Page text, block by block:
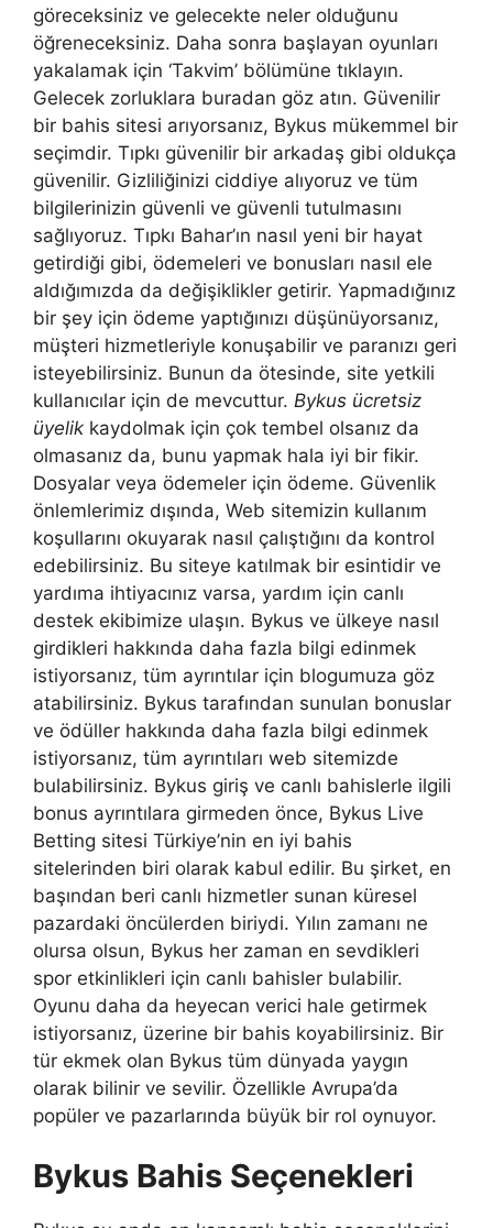
göreceksiniz ve gelecekte neler olduğunu
öğreneceksiniz. Daha sonra başlayan oyunları
yakalamak için ‘Takvim’ bölümüne tıklayın.
Gelecek zorluklara buradan göz atın. Güvenilir
bir bahis sitesi arıyorsanız, Bykus mükemmel bir
seçimdir. Tıpkı güvenilir bir arkadaş gibi oldukça
güvenilir. Gizliliğinizi ciddiye alıyoruz ve tüm
bilgilerinizin güvenli ve güvenli tutulmasını
sağlıyoruz. Tıpkı Bahar’ın nasıl yeni bir hayat
getirdiği gibi, ödemeleri ve bonusları nasıl ele
aldığımızda da değişiklikler getirir. Yapmadığınız
bir şey için ödeme yaptığınızı düşünüyorsanız,
müşteri hizmetleriyle konuşabilir ve paranızı geri
isteyebilirsiniz. Bunun da ötesinde, site yetkili
kullanıcılar için de mevcuttur. Bykus ücretsiz
üyelik kaydolmak için çok tembel olsanız da
olmasanız da, bunu yapmak hala iyi bir fikir.
Dosyalar veya ödemeler için ödeme. Güvenlik
önlemlerimiz dışında, Web sitemizin kullanım
koşullarını okuyarak nasıl çalıştığını da kontrol
edebilirsiniz. Bu siteye katılmak bir esintidir ve
yardıma ihtiyacınız varsa, yardım için canlı
destek ekibimize ulaşın. Bykus ve ülkeye nasıl
girdikleri hakkında daha fazla bilgi edinmek
istiyorsanız, tüm ayrıntılar için blogumuza göz
atabilirsiniz. Bykus tarafından sunulan bonuslar
ve ödüller hakkında daha fazla bilgi edinmek
istiyorsanız, tüm ayrıntıları web sitemizde
bulabilirsiniz. Bykus giriş ve canlı bahislerle ilgili
bonus ayrıntılara girmeden önce, Bykus Live
Betting sitesi Türkiye’nin en iyi bahis
sitelerinden biri olarak kabul edilir. Bu şirket, en
başından beri canlı hizmetler sunan küresel
pazardaki öncülerden biriydi. Yılın zamanı ne
olursa olsun, Bykus her zaman en sevdikleri
spor etkinlikleri için canlı bahisler bulabilir.
Oyunu daha da heyecan verici hale getirmek
istiyorsanız, üzerine bir bahis koyabilirsiniz. Bir
tür ekmek olan Bykus tüm dünyada yaygın
olarak bilinir ve sevilir. Özellikle Avrupa’da
popüler ve pazarlarında büyük bir rol oynuyor.
Bykus Bahis Seçenekleri